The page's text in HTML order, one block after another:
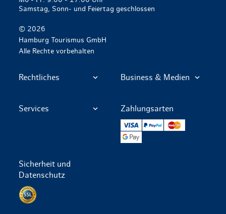
Samstag, Sonn- und Feiertag geschlossen
© 2026
Hamburg Tourismus GmbH
Alle Rechte vorbehalten
Rechtliches Business & Medien
Services Zahlungsarten
VISA PayPal
Sicherheit und
Datenschutz